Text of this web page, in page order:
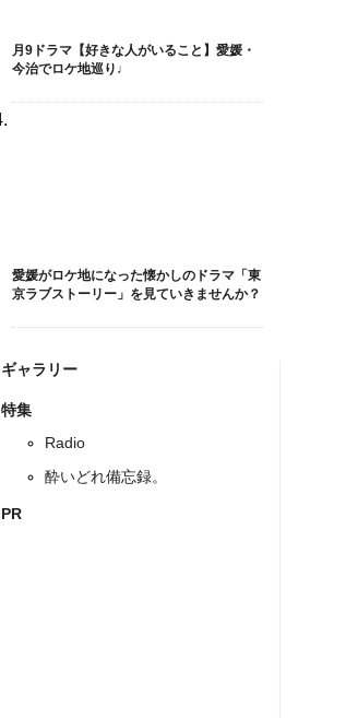
月9ドラマ【好きな人がいること】愛媛・
今治でロケ地巡り♩
愛媛がロケ地になった懐かしのドラマ「東
京ラブストーリー」を見ていきませんか？
ギャラリー
特集
Radio
酔いどれ備忘録。
PR